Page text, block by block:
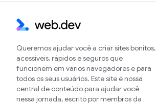
Queremos ajudar você a criar sites bonitos,
acessíveis, rápidos e seguros que
funcionem em vários navegadores e para
todos os seus usuários. Este site é nossa
central de conteúdo para ajudar você
nessa jornada, escrito por membros da